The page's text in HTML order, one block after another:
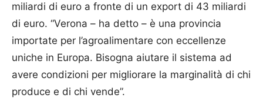
miliardi di euro a fronte di un export di 43 miliardi
di euro. “Verona – ha detto – è una provincia
importate per l’agroalimentare con eccellenze
uniche in Europa. Bisogna aiutare il sistema ad
avere condizioni per migliorare la marginalità di chi
produce e di chi vende”.